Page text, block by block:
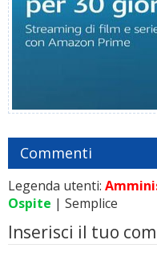
Commenti
Legenda utenti:
Ospite | Semplice
Inserisci il tuo